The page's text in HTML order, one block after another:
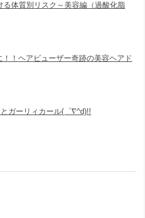
る体質別リスク～美容編（過酸化脂
！！ヘアビューザー奇跡の美容ヘアド
ガーリィカール(゜∇^d)!!